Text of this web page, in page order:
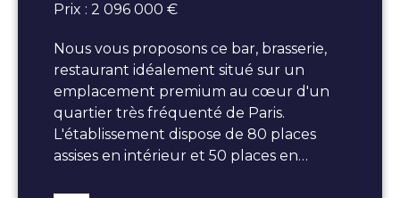
Prix : 2 096 000 €
Nous vous proposons ce bar, brasserie,
restaurant idéalement situé sur un
emplacement premium au cœur d'un
quartier très fréquenté de Paris.
L'établissement dispose de 80 places
assises en intérieur et 50 places en…